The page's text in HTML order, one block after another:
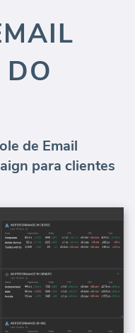
de Email
para clientes